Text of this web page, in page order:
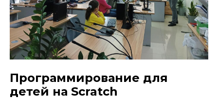
Программирование для
детей на Scratch